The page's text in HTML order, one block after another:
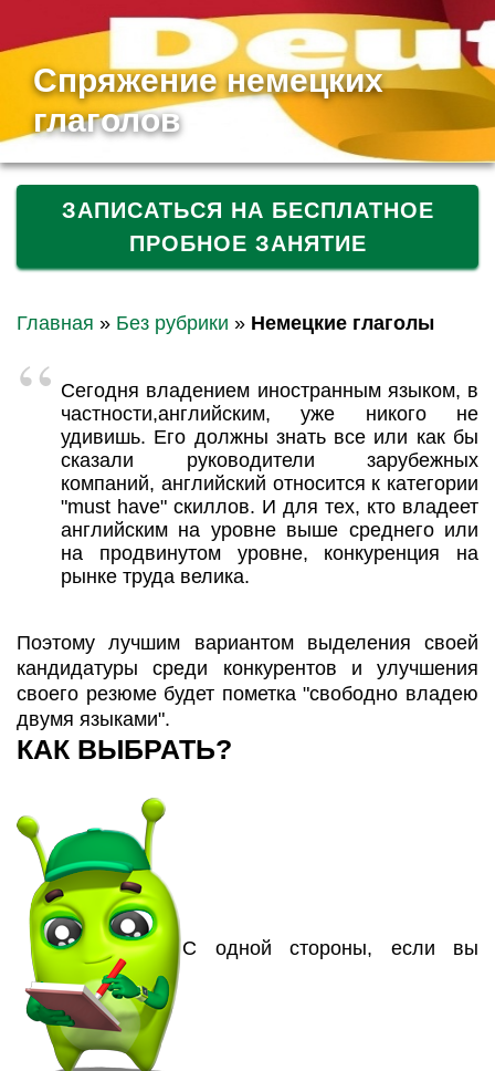
Спряжение немецких
глаголов
ЗАПИСАТЬСЯ НА БЕСПЛАТНОЕ
ПРОБНОЕ ЗАНЯТИЕ
Главная » Без рубрики » Немецкие глаголы
Сегодня владением иностранным языком, в
частности,английским, уже никого не
удивишь. Его должны знать все или как бы
сказали руководители зарубежных
компаний, английский относится к категории
"must have" скиллов. И для тех, кто владеет
английским на уровне выше среднего или
на продвинутом уровне, конкуренция на
рынке труда велика.
Поэтому лучшим вариантом выделения своей
кандидатуры среди конкурентов и улучшения
своего резюме будет пометка "свободно владею
двумя языками".
КАК ВЫБРАТЬ?
С одной стороны, если вы